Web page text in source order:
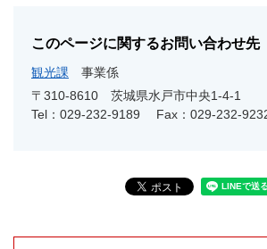
このページに関するお問い合わせ先
観光課
事業係
〒310-8610
茨城県水戸市中央1-4-1
Tel：029-232-9189
Fax：029-232-